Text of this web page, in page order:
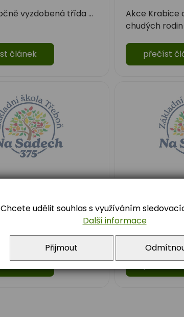
vyzdobená třída ...
článek
Akce Krabice
chudých rodin
přečíst
září 2024
2024
Adaptační
Chcete udělit souhlas s využíváním
Další informace
Přijmout